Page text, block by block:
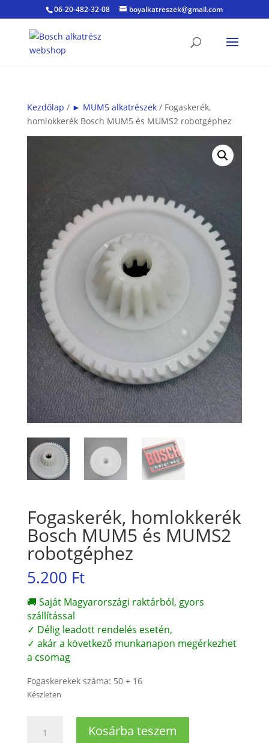
06-20-482-32-08 boyalkatreszek@gmail.com
Kezdőlap / ► MUM5 alkatrészek/ Fogaskerék,
homlokkerék Bosch MUM5 és MUMS2 robotgéphez
Fogaskerék, homlokkerék
Bosch MUM5 és MUMS2
robotgéphez
5.200 Ft
🚚 Saját Magyarországi raktárból, gyors
szállítással
✓ Délig leadott rendelés esetén,
✓ akár a következő munkanapon megérkezhet
a csomag
Fogaskerekek száma: 50 + 16
Készleten
homlokkerék
Kosárba teszem